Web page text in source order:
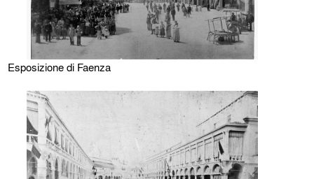
Esposizione di Faenza